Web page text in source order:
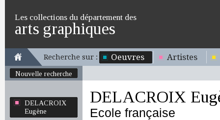
Les collections du département des
arts graphiques
Recherche sur : Oeuvres Artistes
Nouvelle recherche
DELACROIX
Eugène
DELACROIX
Ecole française